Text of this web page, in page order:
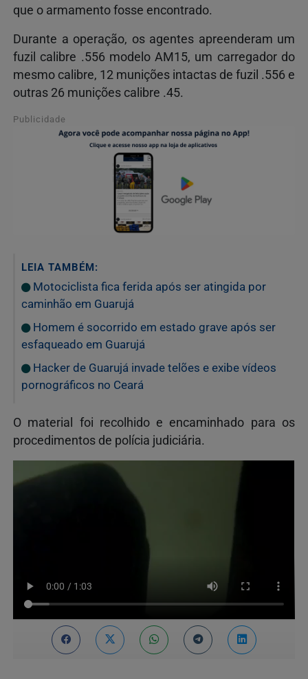
que o armamento fosse encontrado.
Durante a operação, os agentes apreenderam um
fuzil calibre .556 modelo AM15, um carregador do
mesmo calibre, 12 munições intactas de fuzil .556 e
outras 26 munições calibre .45.
Publicidade
LEIA TAMBÉM:
Motociclista fica ferida após ser atingida por
caminhão em Guarujá
Homem é socorrido em estado grave após ser
esfaqueado em Guarujá
Hacker de Guarujá invade telões e exibe vídeos
pornográficos no Ceará
O material foi recolhido e encaminhado para os
procedimentos de polícia judiciária.